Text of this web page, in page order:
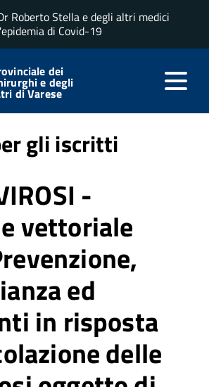
Roberto Stella e degli altri medici
di Covid-19
dei
e degli
di Varese
Notizie per gli iscritti
2026
gli iscritti
-
vettoriale
ed
in risposta
delle